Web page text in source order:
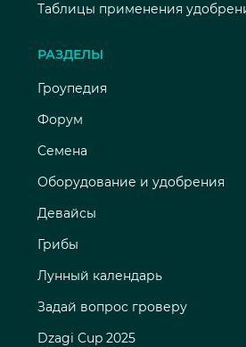
Таблицы применения
РАЗДЕЛЫ
Гроупедия
Форум
Семена
Оборудование и удобрения
Девайсы
Грибы
Лунный календарь
Задай вопрос гроверу
Dzagi Cup 2025